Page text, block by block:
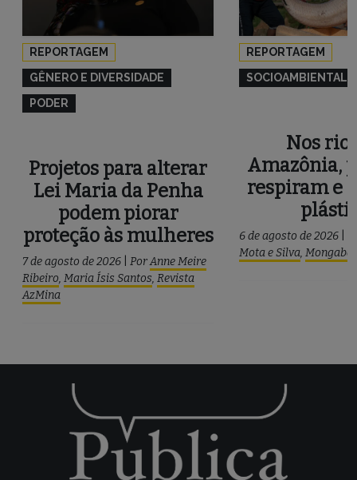
REPORTAGEM
GÊNERO E DIVERSIDADE
PODER
Projetos para alterar
Lei Maria da Penha
podem piorar
proteção às mulheres
7 de agosto de 2026 PorAnne Meire
Ribeiro, Maria Ísis Santos, Revista
AzMina
REPORTAGEM
SOCIOAMBIENTAL
Nos
Amazônia,
respiram e
6 de agosto de 2026
Mota e Silva,